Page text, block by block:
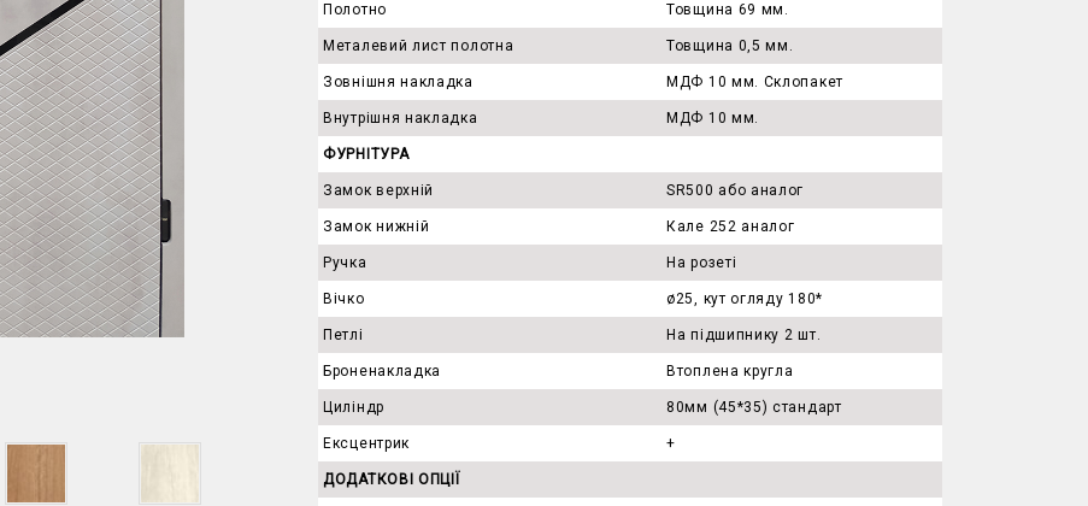
Полотно Товщина 69 мм.
Металевий лист полотна Товщина 0,5 мм.
Зовнішня накладка МДФ 10 мм. Склопакет
Внутрішня накладка МДФ 10 мм.
ФУРНІТУРА
Замок верхній SR500 або аналог
Замок нижній Кале 252 аналог
Ручка На розеті
Вічко ø25, кут огляду 180*
Петлі На підшипнику 2 шт.
Броненакладка Втоплена кругла
Циліндр 80мм (45*35) стандарт
Ексцентрик +
ДОДАТКОВІ ОПЦІЇ